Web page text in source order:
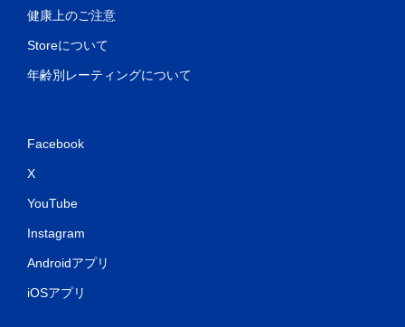
健康上のご注意
Storeについて
年齢別レーティングについて
Facebook
X
YouTube
Instagram
Androidアプリ
iOSアプリ